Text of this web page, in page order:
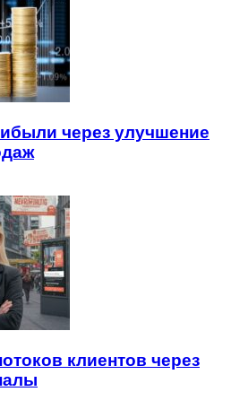
через улучшение
клиентов через